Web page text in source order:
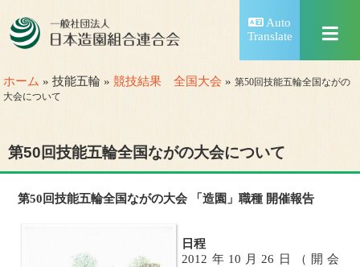
Auto
Translate
ホーム » 技能五輪 »競技結果 全国大会 »第50回技能五輪全国ながの
大会について
第50回技能五輪全国ながの大会について
第50回技能五輪全国ながの大会 「造園」職種 開催報告
日程
2012年10月26日（開会